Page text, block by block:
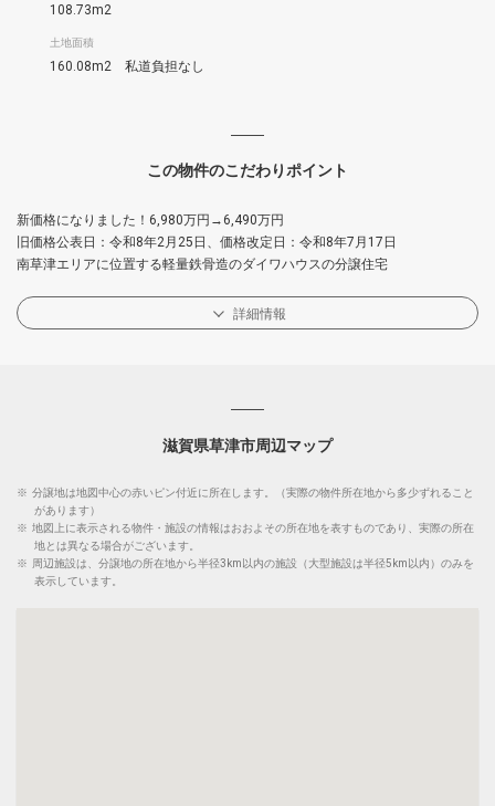
108.73m2
土地面積
160.08m2 私道負担なし
この物件のこだわりポイント
新価格になりました！6,980万円→6,490万円
旧価格公表日：令和8年2月25日、価格改定日：令和8年7月17日
南草津エリアに位置する軽量鉄骨造のダイワハウスの分譲住宅
詳細情報
滋賀県草津市周辺マップ
※ 分譲地は地図中心の赤いピン付近に所在します。（実際の物件所在地から多少ずれること
があります）
※ 地図上に表示される物件・施設の情報はおおよその所在地を表すものであり、実際の所在
地とは異なる場合がございます。
※
周辺施設は、分譲地の所在地から半径3km以内の施設（大型施設は半径5km以内）のみを
表示しています。